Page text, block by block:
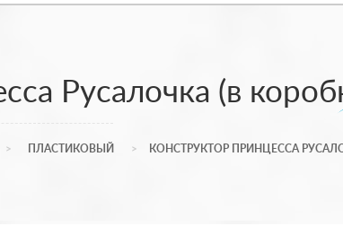
Русалочка (в
ПЛАСТИКОВЫЙ КОНСТРУКТОР ПРИНЦЕССА